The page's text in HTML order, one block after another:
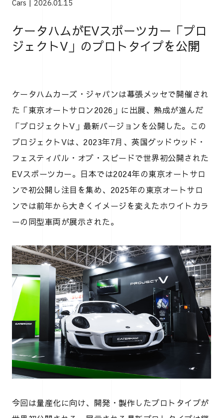
Cars 2026.01.15
ケータハムがEVスポーツカー「プロ
ジェクトV」のプロトタイプを公開
ケータハムカーズ・ジャパンは幕張メッセで開催され
た「東京オートサロン2026」に出展、熟成が進んだ
「プロジェクトV」最新バージョンを公開した。この
プロジェクトVは、2023年7月、英国グッドウッド・
フェスティバル・オブ・スピードで世界初公開された
EVスポーツカー。日本では2024年の東京オートサロ
ンで初公開し注目を集め、2025年の東京オートサロ
ンでは前年から大きくイメージを変えたホワイトカラ
ーの同型車両が展示された。
今回は量産化に向け、開発・製作したプロトタイプが